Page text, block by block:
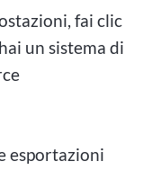
fai clic
un sistema di
esportazioni